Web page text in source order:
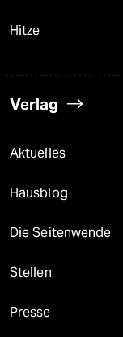
Hitze
Verlag
Aktuelles
Hausblog
Die Seitenwende
Stellen
Presse